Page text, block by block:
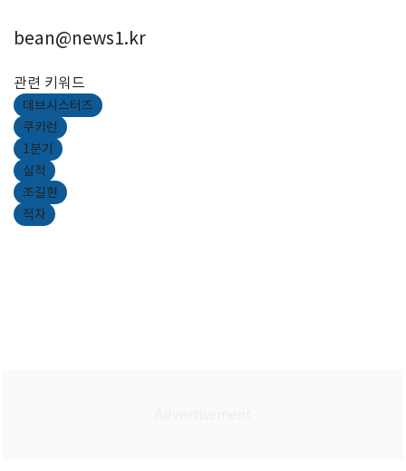
bean@news1.kr
관련 키워드
데브시스터즈
쿠키런
1분기
실적
조길현
적자